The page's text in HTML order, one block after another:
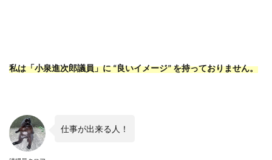
私は「小泉進次郎議員」に “良いイメージ” を持っておりません。
仕事が出来る人！